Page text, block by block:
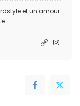
et un amour